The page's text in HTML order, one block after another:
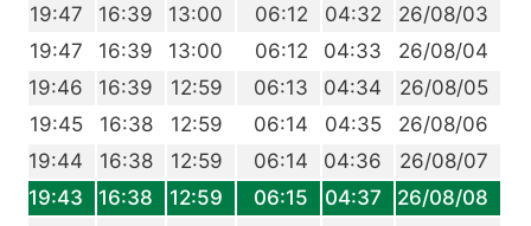
26/08/03
04:32
06:12
13:00
16:39
19:47
26/08/04
04:33
06:12
13:00
16:39
19:47
26/08/05
04:34
06:13
12:59
16:39
19:46
26/08/06
04:35
06:14
12:59
16:38
19:45
26/08/07
04:36
06:14
12:59
16:38
19:44
26/08/08
04:37
06:15
12:59
16:38
19:43